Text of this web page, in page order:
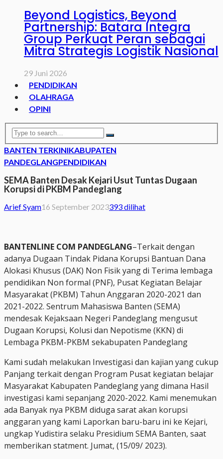
Beyond Logistics, Beyond
Partnership: Batara Integra
Group Perkuat Peran sebagai
Mitra Strategis Logistik Nasional
29 Juni 2026
PENDIDIKAN
OLAHRAGA
OPINI
BANTEN TERKINIKABUPATEN
PANDEGLANGPENDIDIKAN
SEMA Banten Desak Kejari Usut Tuntas Dugaan
Korupsi di PKBM Pandeglang
Arief Syam16 September 2023393 dilihat
BANTENLINE COM PANDEGLANG–Terkait dengan
adanya Dugaan Tindak Pidana Korupsi Bantuan Dana
Alokasi Khusus (DAK) Non Fisik yang di Terima lembaga
pendidikan Non formal (PNF), Pusat Kegiatan Belajar
Masyarakat (PKBM) Tahun Anggaran 2020-2021 dan
2021-2022. Sentrum Mahasiswa Banten (SEMA)
mendesak Kejaksaan Negeri Pandeglang mengusut
Dugaan Korupsi, Kolusi dan Nepotisme (KKN) di
Lembaga PKBM-PKBM sekabupaten Pandeglang
Kami sudah melakukan Investigasi dan kajian yang cukup
Panjang terkait dengan Program Pusat kegiatan belajar
Masyarakat Kabupaten Pandeglang yang dimana Hasil
investigasi kami sepanjang 2020-2022. Kami menemukan
ada Banyak nya PKBM diduga sarat akan korupsi
anggaran yang kami Laporkan baru-baru ini ke Kejari,
ungkap Yudistira selaku Presidium SEMA Banten, saat
memberikan statment. Jumat, (15/09/ 2023).